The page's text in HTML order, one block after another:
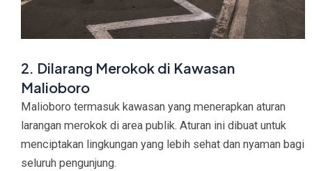
2. Dilarang Merokok di Kawasan
Malioboro
Malioboro termasuk kawasan yang menerapkan aturan
larangan merokok di area publik. Aturan ini dibuat untuk
menciptakan lingkungan yang lebih sehat dan nyaman bagi
seluruh pengunjung.